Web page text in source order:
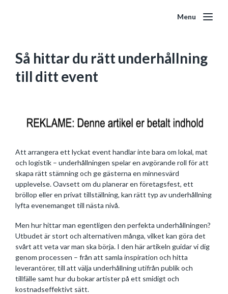
Menu
Så hittar du rätt underhållning
till ditt event
Att arrangera ett lyckat event handlar inte bara om lokal, mat
och logistik – underhållningen spelar en avgörande roll för att
skapa rätt stämning och ge gästerna en minnesvärd
upplevelse. Oavsett om du planerar en företagsfest, ett
bröllop eller en privat tillställning, kan rätt typ av underhållning
lyfta evenemanget till nästa nivå.
Men hur hittar man egentligen den perfekta underhållningen?
Utbudet är stort och alternativen många, vilket kan göra det
svårt att veta var man ska börja. I den här artikeln guidar vi dig
genom processen – från att samla inspiration och hitta
leverantörer, till att välja underhållning utifrån publik och
tillfälle samt hur du bokar artister på ett smidigt och
kostnadseffektivt sätt.